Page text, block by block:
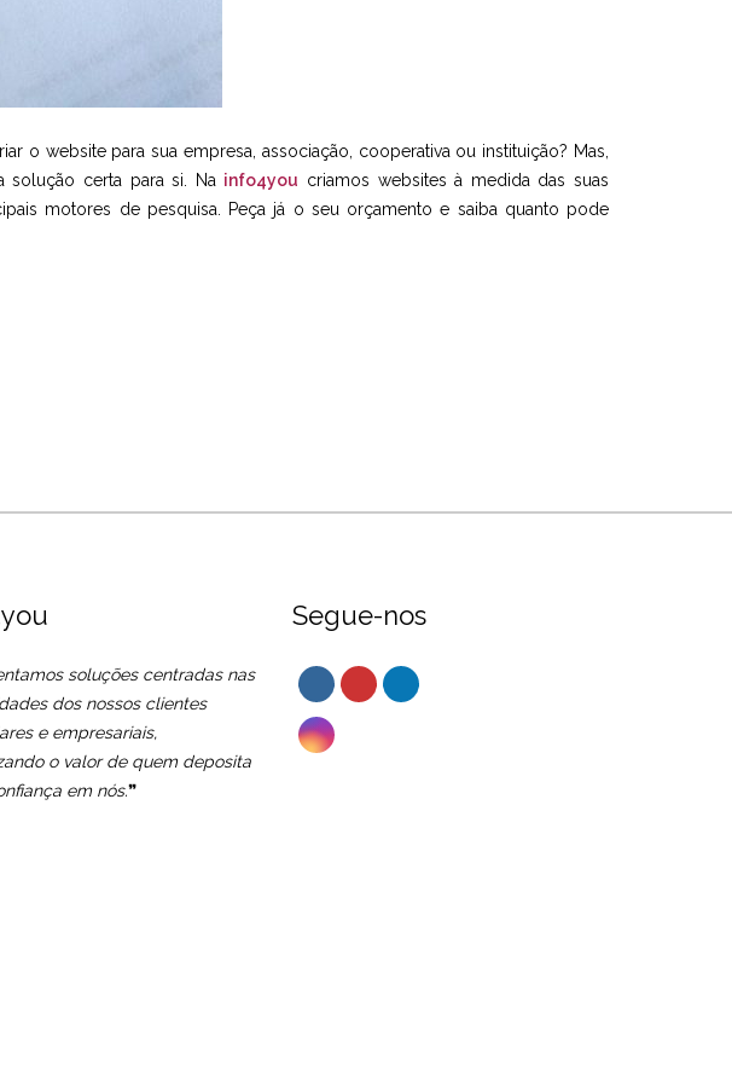
website para sua empresa, associação, cooperativa ou instituição? Mas,
certa para si. Na info4you criamos websites à medida das suas
motores de pesquisa. Peça já o seu orçamento e saiba quanto pode
soluções centradas nas
dos nossos clientes
e empresariais,
o valor de quem deposita
em nós.❞
Segue-nos